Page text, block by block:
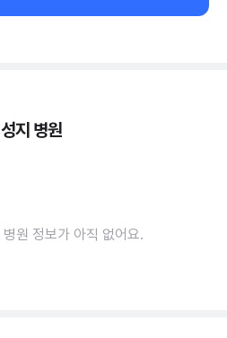
지 병원
원 정보가 아직 없어요.